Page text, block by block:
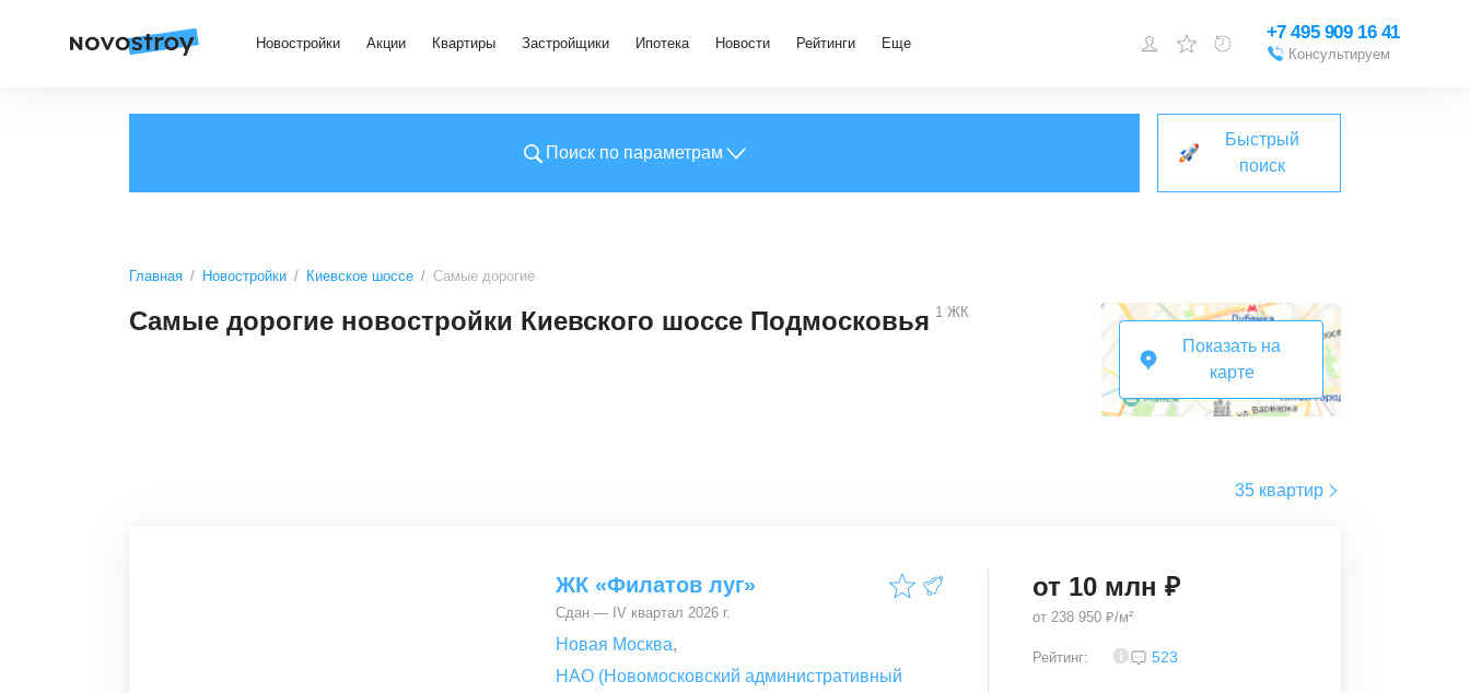
Новостройки Акции Квартиры Застройщики Ипотека Новости Рейтинги Еще
зарегистрироваться
Добавить объект
+7 495 909 16 41
Консультируем
Поиск по параметрам
Быстрый
поиск
Главная Новостройки Киевское шоссе Самые дорогие
Самые дорогие новостройки Киевского шоссе Подмосковья 1 ЖК
Показать на
карте
35 квартир
ЖК «Филатов луг»
Сдан — IV квартал 2026 г.
Новая Москва,
НАО (Новомосковский административный
от 10 млн ₽
от 238 950 ₽/м²
Рейтинг: 523